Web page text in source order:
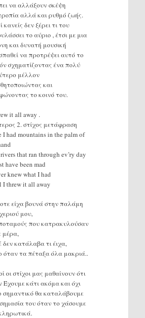
να αλλάξουν σκέψη
αλλά και ρυθμό ζωής.
κανείς δεν ξέρει τι του
το αύριο , έτσι με μια
και δυνατή μουσική
να προτρέψει αυτό το
σχηματίζοντας ένα πολύ
μέλλον
και
το κοινό του.
it all away .
2. στίχος μετάφραση
I had mountains in the palm of
that ran through ev’ry day
have been mad
knew what I had
I threw it all away
είχα βουνά στην παλάμη
μου,
που κατρακυλούσαν
μέρα,
δεν κατάλαβα τι έιχα,
όταν τα πέταξα όλα μακριά..
οι στίχοι μας μαθαίνουν ότι
Έχουμε κάτι ακόμα και όχι
σημαντικό θα καταλάβουμε
του όταν το χάσουμε